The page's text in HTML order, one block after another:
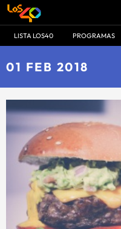
LISTA LOS40 PROGRAMAS
01 FEB 2018